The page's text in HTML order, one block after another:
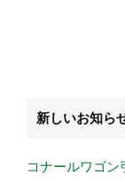
新しいお知ら
コナールワゴン